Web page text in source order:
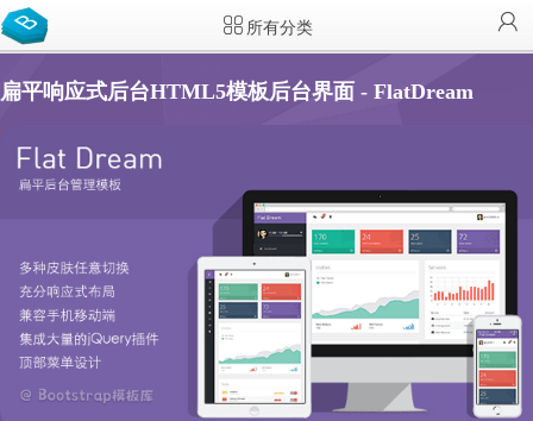
所有分类
扁平响应式后台HTML5模板后台界面 - FlatDream